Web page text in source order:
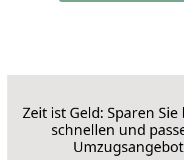
Zeit ist Geld: Sparen
schnellen und